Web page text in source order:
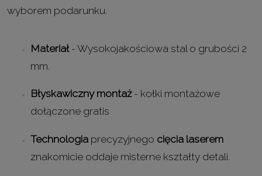
wyborem podarunku.
Materiał- Wysokojakościowa stal o grubości 2
mm.
Błyskawiczny montaż- kołki montażowe
dołączone gratis
Technologia precyzyjnego cięcia laserem
znakomicie oddaje misterne kształty detali.